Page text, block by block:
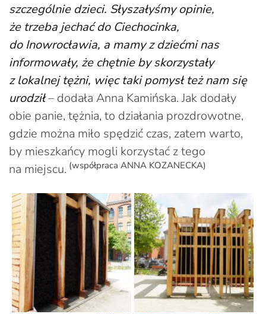
szczególnie dzieci. Słyszałyśmy opinie,
że trzeba jechać do Ciechocinka,
do Inowrocławia, a mamy z dziećmi nas
informowały, że chętnie by skorzystały
z lokalnej tężni, więc taki pomysł też nam się
urodził– dodała Anna Kamińska. Jak dodały
obie panie, tężnia, to działania prozdrowotne,
gdzie można miło spędzić czas, zatem warto,
by mieszkańcy mogli korzystać z tego
na miejscu. (współpraca ANNA KOZANECKA)